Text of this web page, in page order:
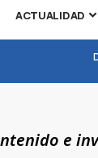
ACTUALIDAD
e